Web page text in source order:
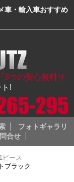
・輸入車おすすめ
『3つの安心無料サ
!
フォトギャラリ
合せ
1ピース
ブラック